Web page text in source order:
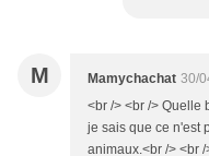
M Mamychachat 30/
<br /> <br /> Quelle
je sais que ce n'est
animaux.<br /> <br